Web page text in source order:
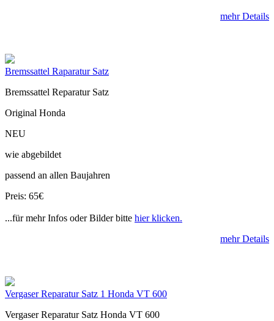
mehr Details
Bremssattel Raparatur Satz
Bremssattel Reparatur Satz
Original Honda
NEU
wie abgebildet
passend an allen Baujahren
Preis: 65€
...für mehr Infos oder Bilder bitte hier klicken.
mehr Details
Vergaser Reparatur Satz 1 Honda VT 600
Vergaser Reparatur Satz Honda VT 600